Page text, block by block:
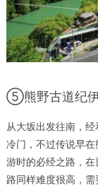
⑤熊野古道纪伊
从大坂出发往南，
冷门，不过传说早
游时的必经之路，
路同样难度很高，需